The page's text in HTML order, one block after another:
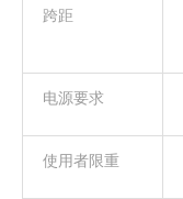
跨距
电源要求
使用者限重